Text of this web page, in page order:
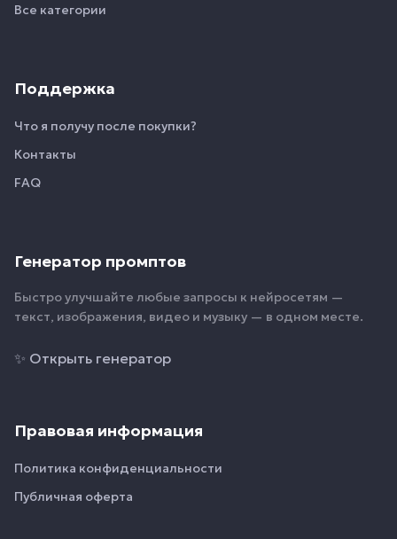
Все категории
Поддержка
Что я получу после покупки?
Контакты
FAQ
Генератор промптов
Быстро улучшайте любые запросы к нейросетям —
текст, изображения, видео и музыку — в одном месте.
✨ Открыть генератор
Правовая информация
Политика конфиденциальности
Публичная оферта